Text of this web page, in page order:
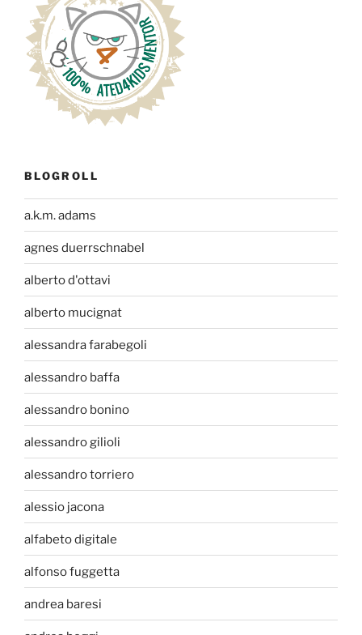
BLOGROLL
a.k.m. adams
agnes duerrschnabel
alberto d'ottavi
alberto mucignat
alessandra farabegoli
alessandro baffa
alessandro bonino
alessandro gilioli
alessandro torriero
alessio jacona
alfabeto digitale
alfonso fuggetta
andrea baresi